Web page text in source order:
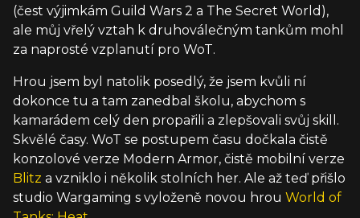
(čest výjimkám Guild Wars 2 a The Secret World),
ale můj vřelý vztah k druhoválečným tankům mohl
za naprosté vzplanutí pro WoT.
Hrou jsem byl natolik posedlý, že jsem kvůli ní
dokonce tu a tam zanedbal školu, abychom s
kamarádem celý den propařili a zlepšovali svůj skill.
Skvělé časy. WoT se postupem času dočkala čistě
konzolové verze Modern Armor, čistě mobilní verze
Blitz a vzniklo i několik stolních her. Ale až teď přišlo
studio Wargaming s vyloženě novou hrou World of